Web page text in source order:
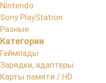
Nintendo
Sony PlayStation
Разные
Категории
Геймпады
Зарядки, адаптеры
Карты памяти / HD